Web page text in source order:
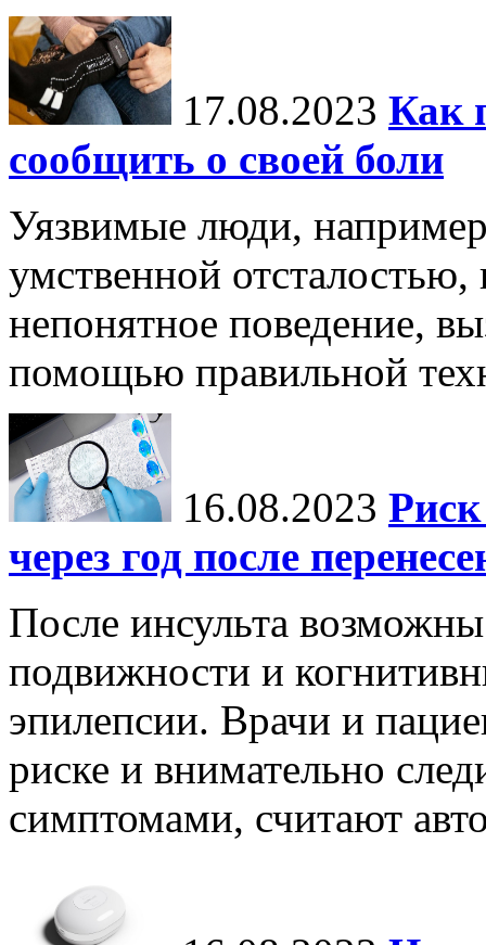
17.08.2023 Как
сообщить о своей боли
Уязвимые люди,
умственной
непонятное поведение,
помощью правильной
16.08.2023 Риск
через год после
После инсульта
подвижности и
эпилепсии. Врачи и
риске и внимательно
симптомами, считают